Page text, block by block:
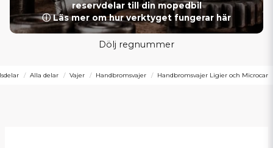
reservdelar till din mopedbil
ⓘ Läs mer om hur verktyget fungerar här
Dölj regnummer
Alla delar Vajer Handbromsvajer Handbromsvajer Ligier och Microcar